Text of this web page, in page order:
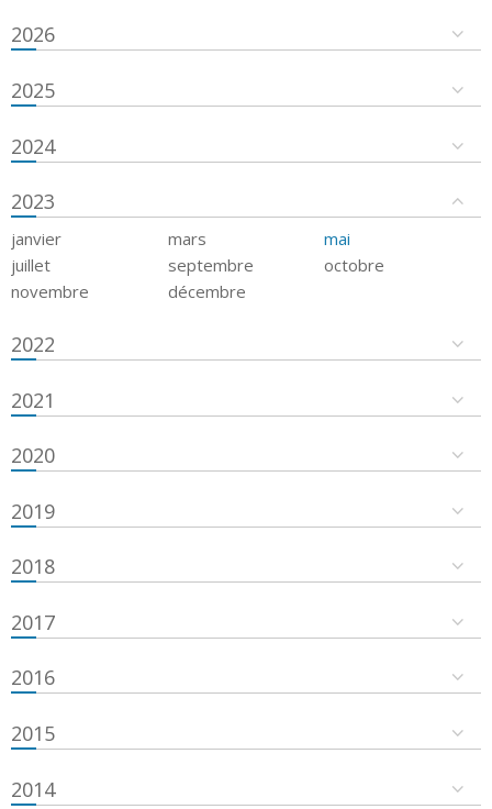
2026
2025
2024
2023
janvier mars
mai
juillet
septembre
octobre
novembre
décembre
2022
2021
2020
2019
2018
2017
2016
2015
2014